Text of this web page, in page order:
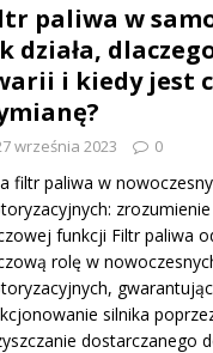
paliwa w
działa,
i kiedy jest
września 2023 0
filtr paliwa w
funkcji Filtr paliwa
rolę w
silnika
dostarczanego